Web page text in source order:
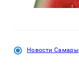
Новости Самары